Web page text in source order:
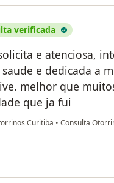
verificada
e atenciosa,
e dedicada a
melhor que
que ja fui
Curitiba • Consulta
maria